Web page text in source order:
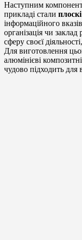
Наступним
прикладі стали
інформаційного
організація чи
сферу своєї
Для виготовлення
алюмінієві
чудово підходить для